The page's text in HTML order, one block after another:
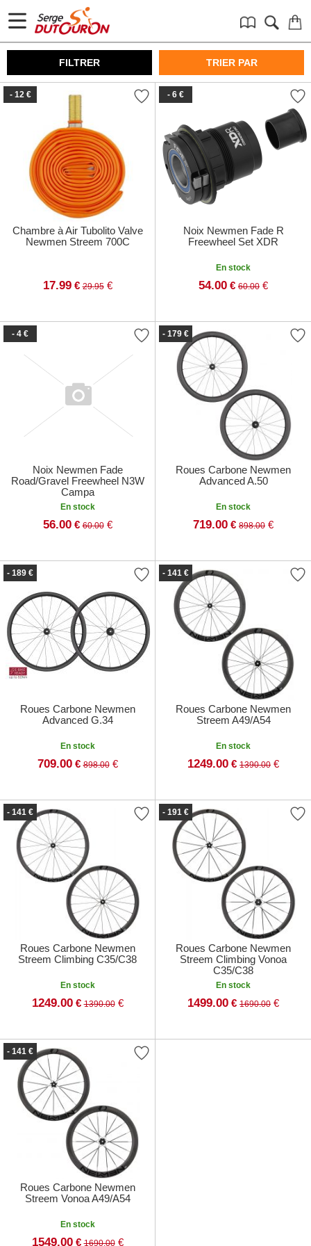
FILTRER TRIER PAR
- 12 €
Chambre à Air Tubolito Valve
Newmen Streem 700C
17.99 € 29.95€
- 6 €
Noix Newmen Fade R
Freewheel Set XDR
En stock
54.00 € 60.00 €
- 4 €
Noix Newmen Fade
Road/Gravel Freewheel N3W
Campa
En stock
56.00 € 60.00€
- 179 €
Roues Carbone Newmen
Advanced A.50
En stock
719.00 € 898.00 €
- 189 €
Roues Carbone Newmen
Advanced G.34
En stock
709.00 € 898.00€
- 141 €
Roues Carbone Newmen
Streem A49/A54
En stock
1249.00 € 1390.00 €
- 141 €
Roues Carbone Newmen
Streem Climbing C35/C38
En stock
1249.00 € 1390.00€
- 191 €
Roues Carbone Newmen
Streem Climbing Vonoa
C35/C38
En stock
1499.00 € 1690.00 €
- 141 €
Roues Carbone Newmen
Streem Vonoa A49/A54
En stock
1549.00 € 1690.00€